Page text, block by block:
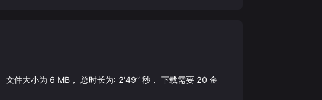
文件大小为 6 MB， 总时长为: 2‘49’‘秒， 下载需要 20 金